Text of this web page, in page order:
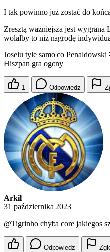
I tak powinno już zostać do
Zresztą ważniejsza jest
wolałby to niż nagrodę
Joselu tyle samo co
Hiszpan gra ogony
1 Odpowiedz
Arkil
31 października 2023
@Tigrinho chyba core jakiegos
Odpowiedz